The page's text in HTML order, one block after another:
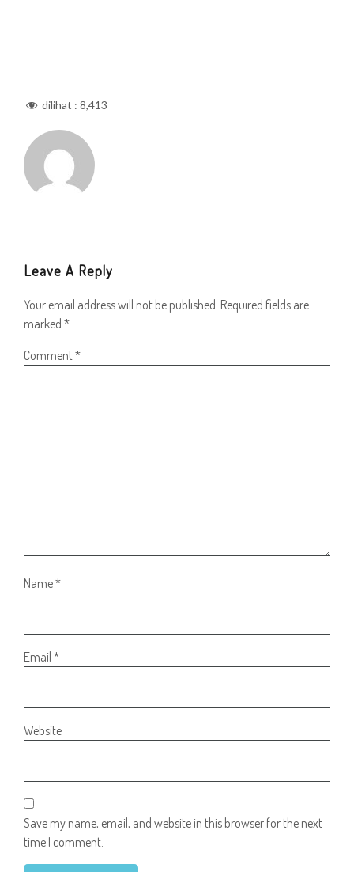
dilihat : 8,413
Leave A Reply
Your email address will not be published. Required fields are
marked *
Comment*
Name*
Email *
Website
Save my name, email, and website in this browser for the next
time I comment.